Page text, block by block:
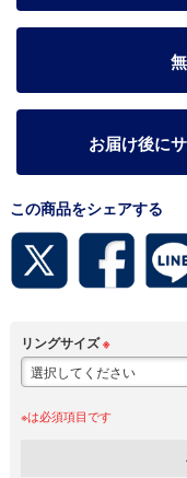
お届け後に
この商品をシェアする
リングサイズ※
※は必須項目です